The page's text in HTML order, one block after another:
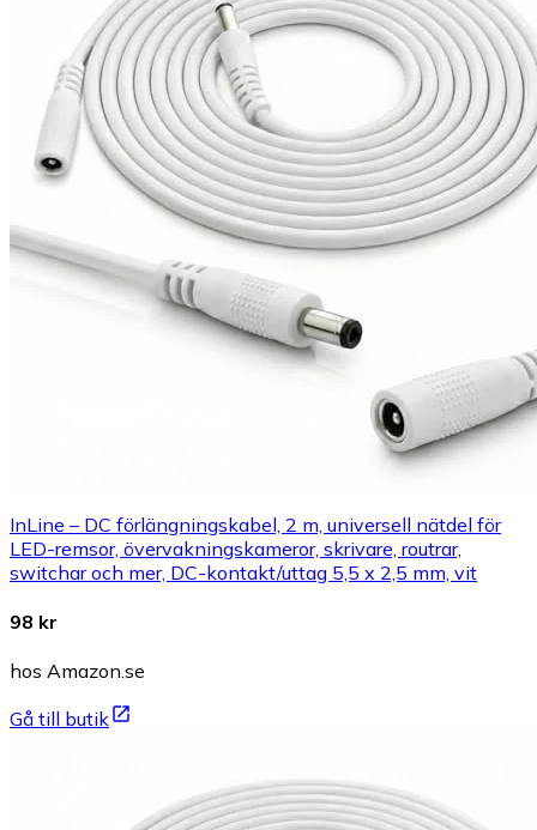
InLine – DC förlängningskabel, 2 m, universell nätdel för
LED-remsor, övervakningskameror, skrivare, routrar,
switchar och mer, DC-kontakt/uttag 5,5 x 2,5 mm, vit
98 kr
hos Amazon.se
Gå till butik